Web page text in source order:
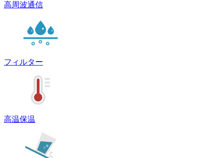
高周波通信
フィルター
高温保温